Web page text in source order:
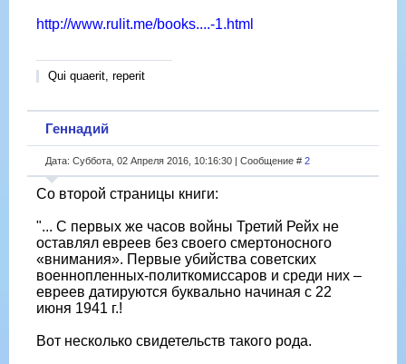
http://www.rulit.me/books....-1.html
Qui quaerit, reperit
Геннадий
Дата: Суббота, 02 Апреля 2016, 10:16:30 | Сообщение # 2
Со второй страницы книги:
"... С первых же часов войны Третий Рейх не
оставлял евреев без своего смертоносного
«внимания». Первые убийства советских
военнопленных-политкомиссаров и среди них –
евреев датируются буквально начиная с 22
июня 1941 г.!
Вот несколько свидетельств такого рода.